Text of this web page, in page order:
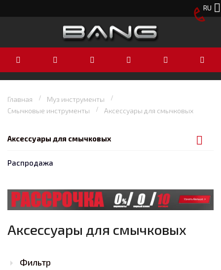
RU
Главная
Муз инструменты
Смычковые инструменты
Аксессуары для смычковых
Аксессуары для смычковых
Распродажа
Аксессуары для смычковых
Фильтр